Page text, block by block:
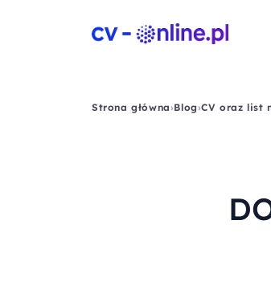
Strona główna›Blog›CV oraz list